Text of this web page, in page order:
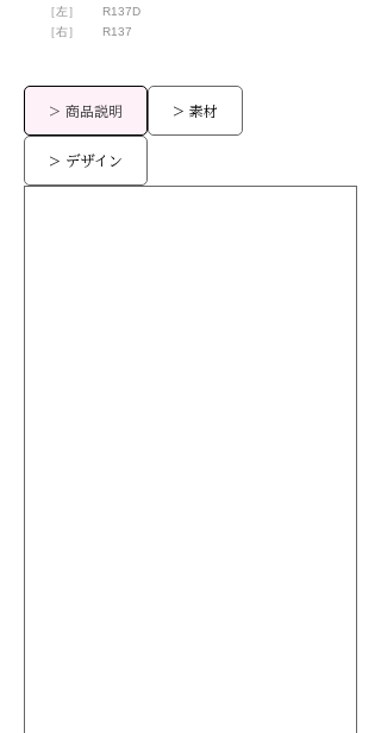
［左］
［右］
R137D
R137
> 商品説明 > 素材
> デザイン